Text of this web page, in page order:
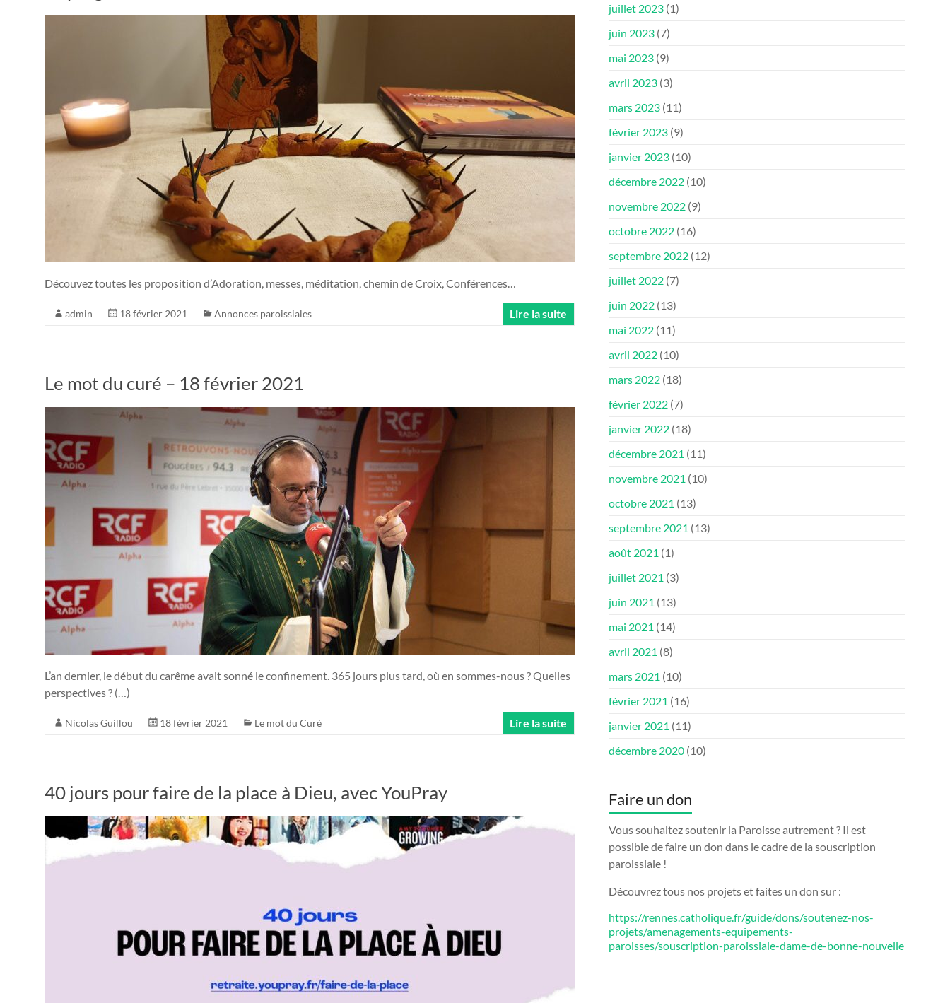
Découvez toutes les proposition d’Adoration, messes, méditation, chemin de Croix, Conférences…
admin 18 février 2021 Annonces paroissiales Lire la suite
Le mot du curé – 18 février 2021
L’an dernier, le début du carême avait sonné le confinement. 365 jours plus tard, où en sommes-nous ? Quelles
perspectives ? (…)
Nicolas Guillou 18 février 2021 Le mot du Curé Lire la suite
40 jours pour faire de la place à Dieu, avec YouPray
juillet 2023 (1)
juin 2023 (7)
mai 2023 (9)
avril 2023 (3)
mars 2023 (11)
février 2023 (9)
janvier 2023 (10)
décembre 2022 (10)
novembre 2022 (9)
octobre 2022 (16)
septembre 2022 (12)
juillet 2022 (7)
juin 2022 (13)
mai 2022 (11)
avril 2022 (10)
mars 2022 (18)
février 2022 (7)
janvier 2022 (18)
décembre 2021 (11)
novembre 2021 (10)
octobre 2021 (13)
septembre 2021 (13)
août 2021 (1)
juillet 2021 (3)
juin 2021 (13)
mai 2021 (14)
avril 2021 (8)
mars 2021 (10)
février 2021 (16)
janvier 2021 (11)
décembre 2020 (10)
Faire un don
Vous souhaitez soutenir la Paroisse autrement ? Il est
possible de faire un don dans le cadre de la souscription
paroissiale !
Découvrez tous nos projets et faites un don sur :
https://rennes.catholique.fr/guide/dons/soutenez-nos-
projets/amenagements-equipements-
paroisses/souscription-paroissiale-dame-de-bonne-nouvelle